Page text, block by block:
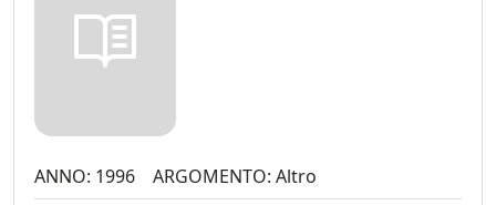
ANNO: 1996 ARGOMENTO: Altro